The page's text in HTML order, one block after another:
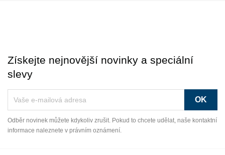
Získejte nejnovější novinky a speciální
slevy
Odběr novinek můžete kdykoliv zrušit. Pokud to chcete udělat, naše kontaktní
informace naleznete v právním oznámení.